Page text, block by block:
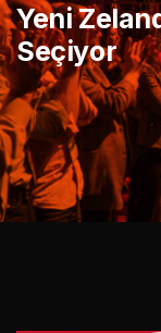
Yeni
Seçiyor